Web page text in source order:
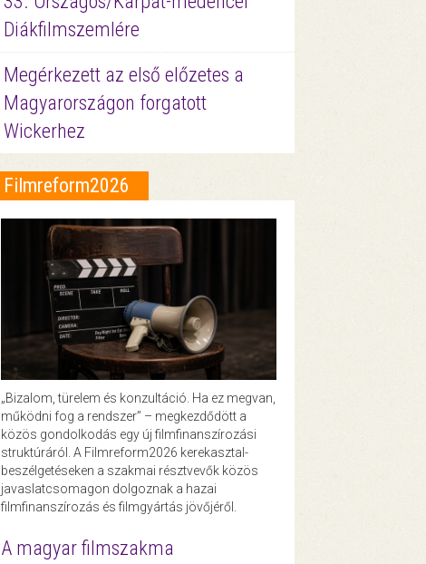
Diákfilmszemlére
Megérkezett az első előzetes a
Magyarországon forgatott
Wickerhez
Filmreform2026
„Bizalom, türelem és konzultáció. Ha ez megvan,
működni fog a rendszer” – megkezdődött a
közös gondolkodás egy új filmfinanszírozási
struktúráról. A Filmreform2026 kerekasztal-
beszélgetéseken a szakmai résztvevők közös
javaslatcsomagon dolgoznak a hazai
filmfinanszírozás és filmgyártás jövőjéről.
A magyar filmszakma